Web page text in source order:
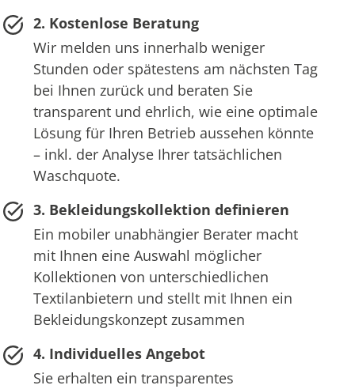
2. Kostenlose Beratung
Wir melden uns innerhalb weniger
Stunden oder spätestens am nächsten Tag
bei Ihnen zurück und beraten Sie
transparent und ehrlich, wie eine optimale
Lösung für Ihren Betrieb aussehen könnte
– inkl. der Analyse Ihrer tatsächlichen
Waschquote.
3. Bekleidungskollektion definieren
Ein mobiler unabhängier Berater macht
mit Ihnen eine Auswahl möglicher
Kollektionen von unterschiedlichen
Textilanbietern und stellt mit Ihnen ein
Bekleidungskonzept zusammen
4. Individuelles Angebot
Sie erhalten ein transparentes